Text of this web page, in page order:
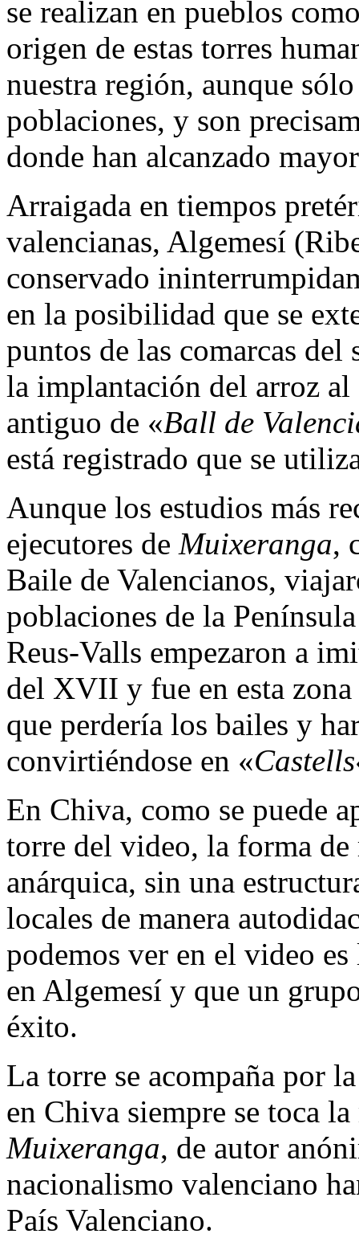
se realizan en pueblos
origen de estas torres
nuestra región, aunque
poblaciones, y son
donde han alcanzado
Arraigada en tiempos
valencianas, Algemesí
conservado
en la posibilidad que se
puntos de las comarcas
la implantación del arroz
antiguo de «Ball de
está registrado que se
Aunque los estudios más
ejecutores de Muixeranga,
Baile de Valencianos,
poblaciones de la
Reus-Valls empezaron a
del XVII y fue en esta
que perdería los bailes y
convirtiéndose en «Castells
En Chiva, como se puede
torre del video, la forma de
anárquica, sin una
locales de manera
podemos ver en el video
en Algemesí y que un
éxito.
La torre se acompaña por
en Chiva siempre se toca
Muixeranga, de autor
nacionalismo valenciano
País Valenciano.